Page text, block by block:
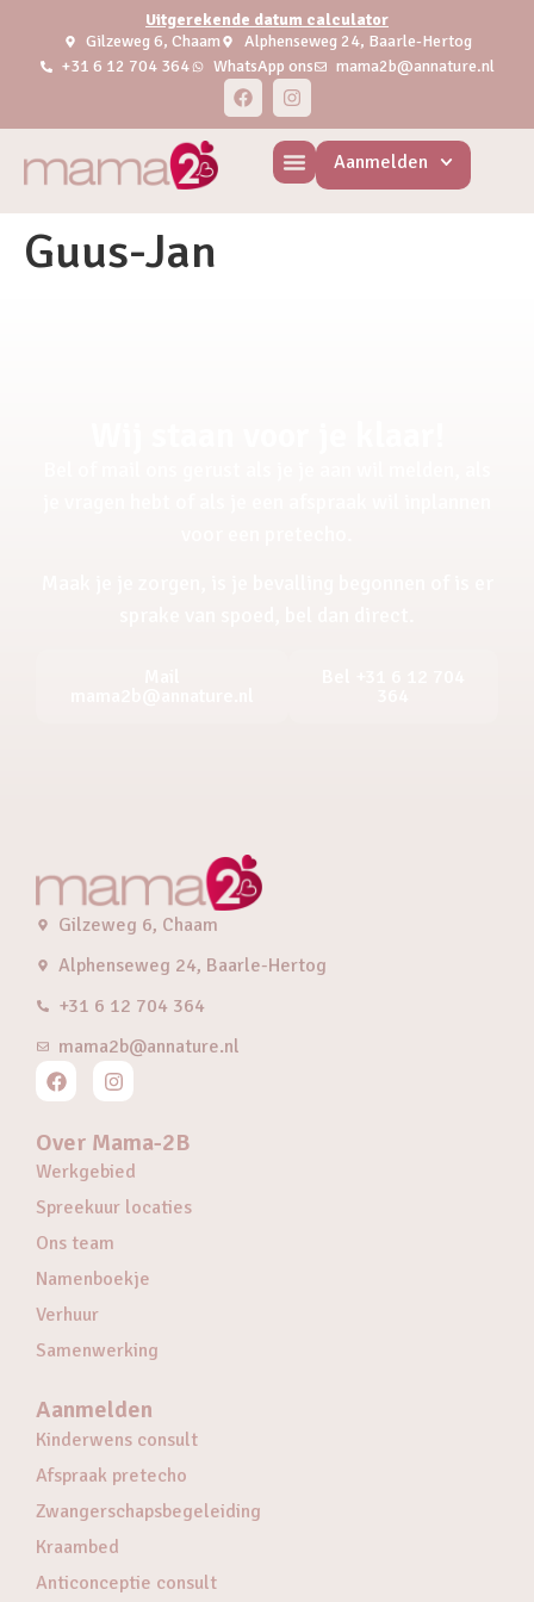
Uitgerekende datum calculator
Gilzeweg 6, Chaam
Alphenseweg 24, Baarle-Hertog
+31 6 12 704 364
WhatsApp ons mama2b@annature.nl
Aanmelden
Guus-Jan
Gilzeweg 6, Chaam
Alphenseweg 24, Baarle-Hertog
+31 6 12 704 364
mama2b@annature.nl
Over Mama-2B
Werkgebied
Spreekuur locaties
Ons team
Namenboekje
Verhuur
Samenwerking
Aanmelden
Kinderwens consult
Afspraak pretecho
Zwangerschapsbegeleiding
Kraambed
Anticonceptie consult